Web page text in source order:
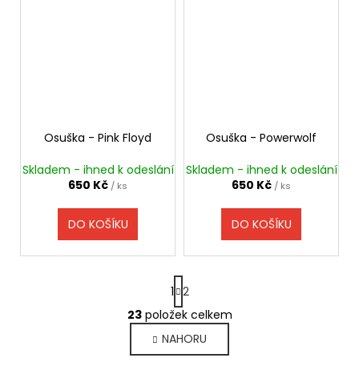
Osuška - Pink Floyd
Skladem - ihned k odeslání
650 Kč / ks
DO KOŠÍKU
Osuška - Powerwolf
Skladem - ihned k odeslání
650 Kč / ks
DO KOŠÍKU
O
v
l
S
t
r
á
n
k
1 2
23položek celkem
NAHORU